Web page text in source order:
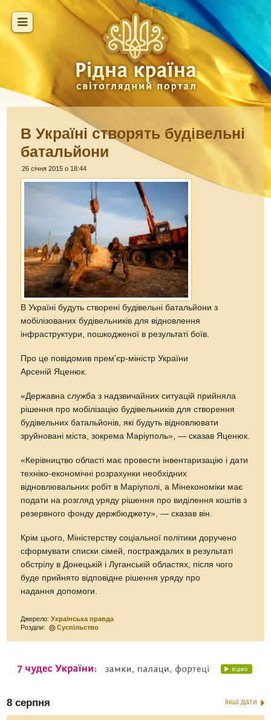
В Україні створять будівельні
батальйони
26 січня 2015 о 18:44
В Україні будуть створені будівельні батальйони з
мобілізованих будівельників для відновлення
інфраструктури, пошкодженої в результаті боїв.
Про це повідомив прем'єр-міністр України
Арсеній Яценюк.
«Державна служба з надзвичайних ситуацій прийняла
рішення про мобілізацію будівельників для створення
будівельних батальйонів, які будуть відновлювати
зруйновані міста, зокрема Маріуполь», — сказав Яценюк.
«Керівництво області має провести інвентаризацію і дати
техніко-економічні розрахунки необхідних
відновлювальних робіт в Маріуполі, а Мінекономіки має
подати на розгляд уряду рішення про виділення коштів з
резервного фонду держбюджету», — сказав він.
Крім цього, Міністерству соціальної політики доручено
сформувати списки сімей, постраждалих в результаті
обстрілу в Донецькій і Луганській областях, після чого
буде прийнято відповідне рішення уряду про
надання допомоги.
Джерело:Українська правда
Розділи:
Суспільство
8 серпня Інші дати